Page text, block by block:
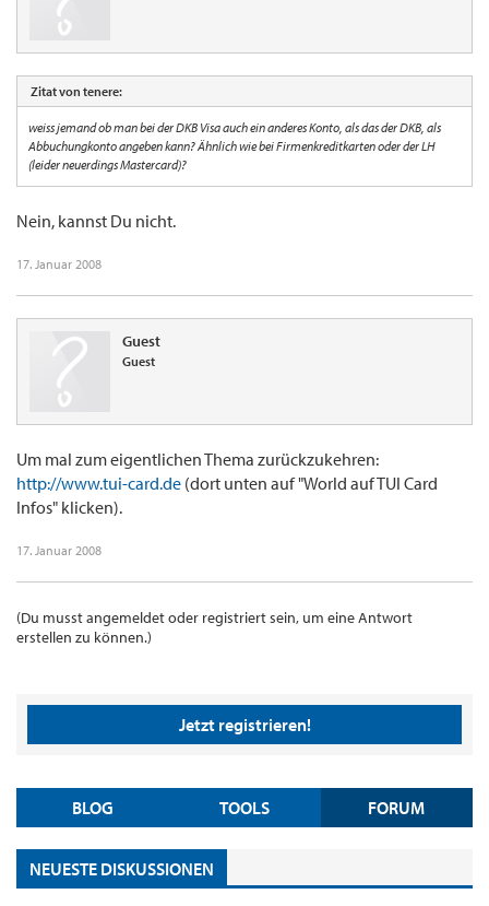
Zitat von tenere:
weiss jemand ob man bei der DKB Visa auch ein anderes Konto, als das der DKB, als
Abbuchungkonto angeben kann? Ähnlich wie bei Firmenkreditkarten oder der LH
(leider neuerdings Mastercard)?
Nein, kannst Du nicht.
17. Januar 2008
Guest
Guest
Um mal zum eigentlichen Thema zurückzukehren:
http://www.tui-card.de (dort unten auf "World auf TUI Card
Infos" klicken).
17. Januar 2008
(Du musst angemeldet oder registriert sein, um eine Antwort
erstellen zu können.)
Jetzt registrieren!
BLOG TOOLS FORUM
NEUESTE DISKUSSIONEN